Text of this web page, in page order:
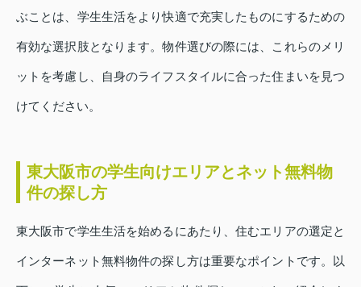
ぶことは、学生生活をより快適で充実したものにするための
有効な選択肢となります。物件選びの際には、これらのメリ
ットを考慮し、自身のライフスタイルに合った住まいを見つ
けてください。
東大阪市の学生向けエリアとネット無料物
件の探し方
東大阪市で学生生活を始めるにあたり、住むエリアの選定と
インターネット無料物件の探し方は重要なポイントです。以